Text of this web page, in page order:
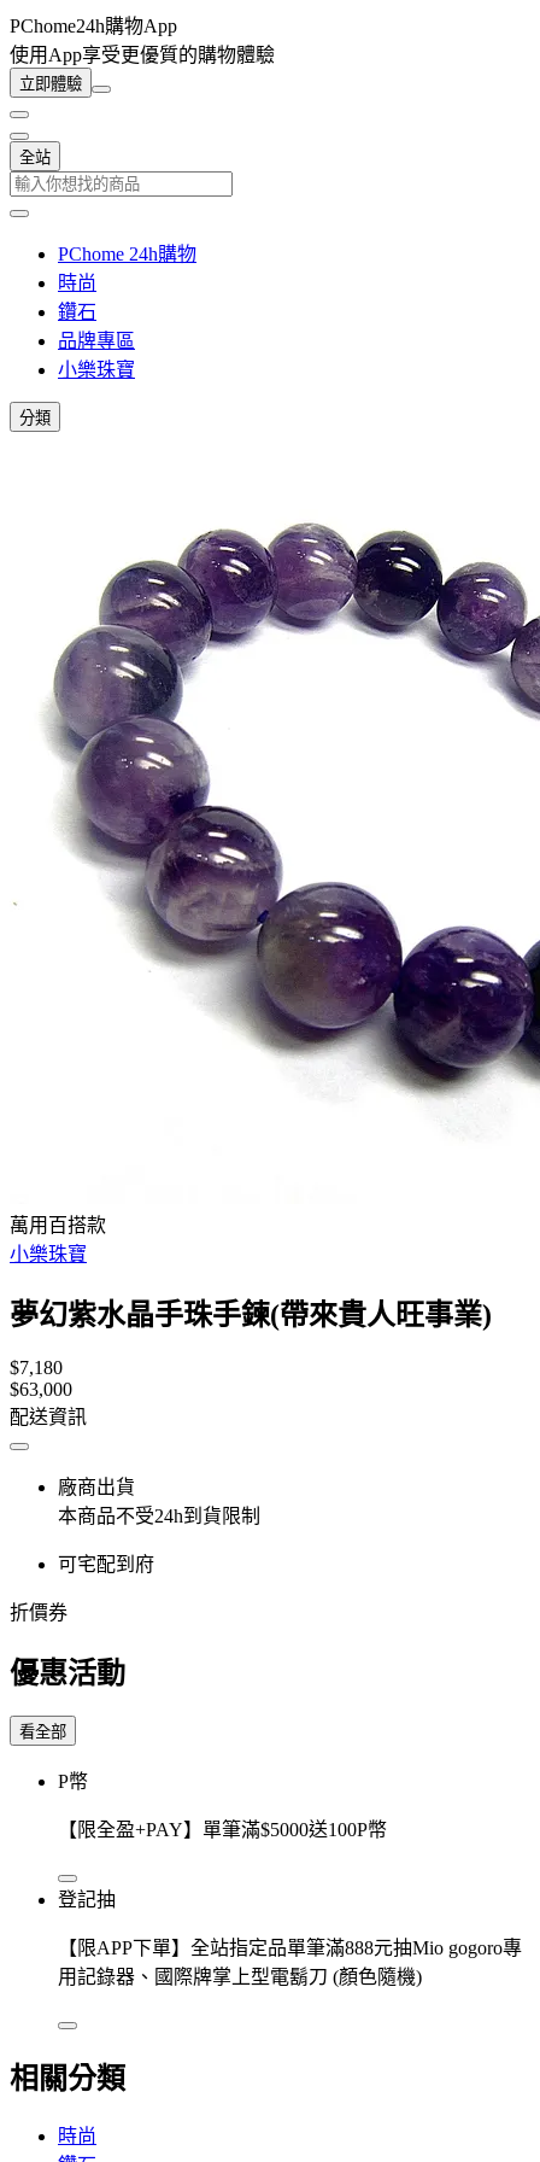
PChome24h購物App
使用App享受更優質的購物體驗
立即體驗
全站
PChome 24h購物
時尚
鑽石
品牌專區
小樂珠寶
分類
萬用百搭款
小樂珠寶
夢幻紫水晶手珠手鍊(帶來貴人旺事業)
$7,180
$63,000
配送資訊
廠商出貨
本商品不受24h到貨限制
可宅配到府
折價券
優惠活動
看全部
P幣
【限全盈+PAY】單筆滿$5000送100P幣
登記抽
【限APP下單】全站指定品單筆滿888元抽Mio gogoro專
用記錄器、國際牌掌上型電鬍刀 (顏色隨機)
相關分類
時尚